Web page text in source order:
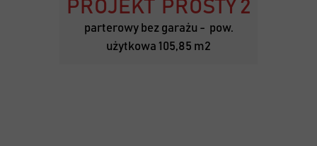
PROJEKT PROSTY 2
parterowy bez garażu - pow.
użytkowa 105,85 m2